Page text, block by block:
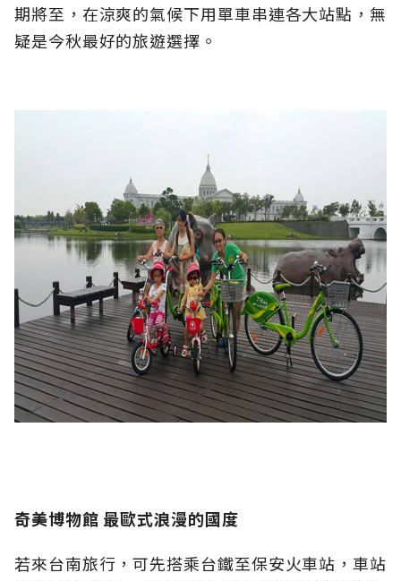
期將至，在涼爽的氣候下用單車串連各大站點，無
疑是今秋最好的旅遊選擇。
奇美博物館 最歐式浪漫的國度
若來台南旅行，可先搭乘台鐵至保安火車站，車站